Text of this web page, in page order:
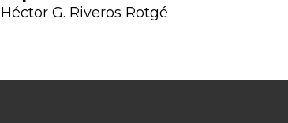
Héctor G. Riveros Rotgé